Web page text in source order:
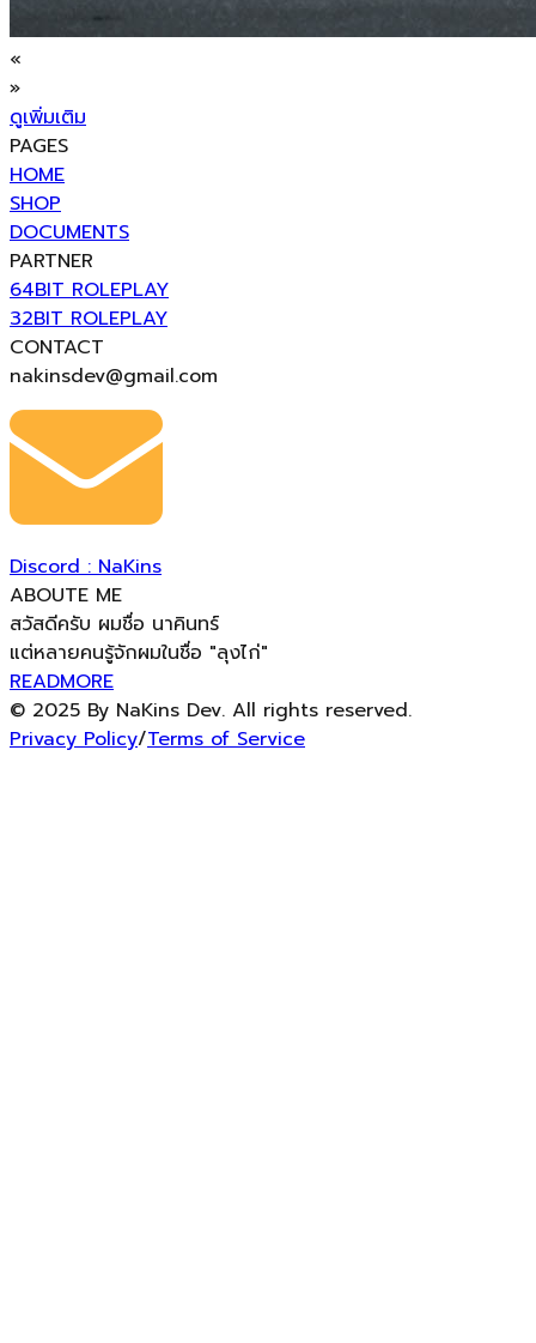
«
»
ดูเพิ่มเติม
PAGES
HOME
SHOP
DOCUMENTS
PARTNER
64BIT ROLEPLAY
32BIT ROLEPLAY
CONTACT
nakinsdev@gmail.com
Discord : NaKins
ABOUTE ME
สวัสดีครับ ผมชื่อ นาคินทร์
แต่หลายคนรู้จักผมในชื่อ "ลุงไก่"
READMORE
© 2025 By NaKins Dev. All rights reserved.
Privacy Policy/Terms of Service